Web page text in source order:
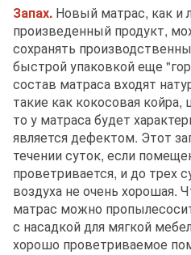
Запах. Новый матрас, как и
произведенный продукт,
сохранять
быстрой упаковкой еще
состав матраса входят
такие как кокосовая койра,
то у матраса будет
является дефектом. Этот
течении суток, если
проветривается, и до трех
воздуха не очень хорошая.
матрас можно
с насадкой для мягкой
хорошо проветриваемое